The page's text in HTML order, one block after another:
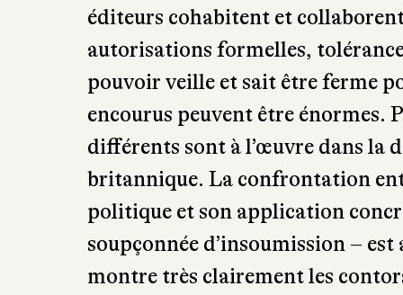
éditeurs cohabitent et
autorisations formelles,
pouvoir veille et sait être ferme
encourus peuvent être énormes.
différents sont à l’œuvre dans la
britannique. La confrontation
politique et son application
soupçonnée d’insoumission –
montre très clairement les